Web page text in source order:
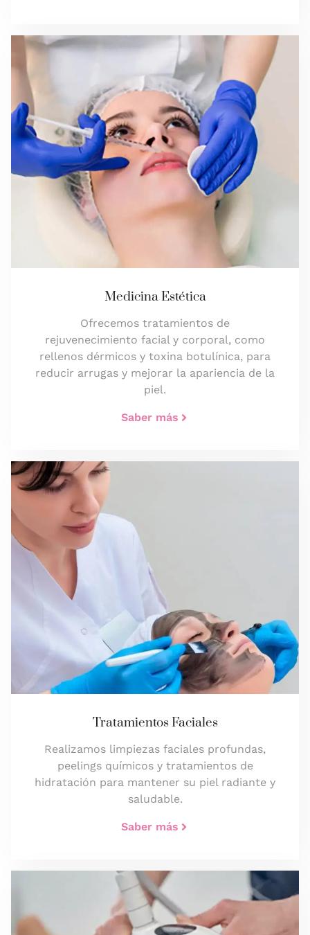
Medicina Estética
Ofrecemos tratamientos de
rejuvenecimiento facial y corporal, como
rellenos dérmicos y toxina botulínica, para
reducir arrugas y mejorar la apariencia de la
piel.
Saber más
Tratamientos Faciales
Realizamos limpiezas faciales profundas,
peelings químicos y tratamientos de
hidratación para mantener su piel radiante y
saludable.
Saber más